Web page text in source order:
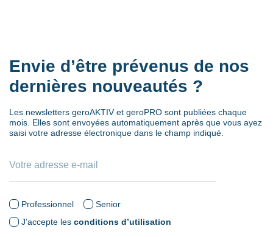
Envie d’être prévenus de nos
dernières nouveautés ?
Les newsletters geroAKTIV et geroPRO sont publiées chaque
mois. Elles sont envoyées automatiquement après que vous ayez
saisi votre adresse électronique dans le champ indiqué.
Professionnel
Senior
J’accepte les conditions d’utilisation